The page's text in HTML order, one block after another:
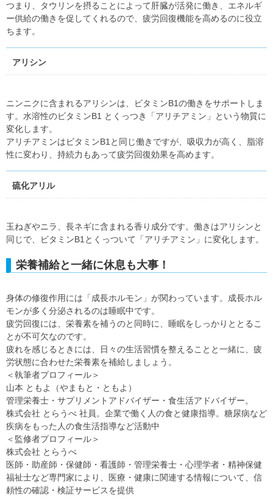
つまり、タウリンを摂ることによって肝臓が活発に働き、エネルギ
ー供給の働きを促してくれるので、疲労回復機能を高めるのに役立
ちます。
アリシン
ニンニクに含まれるアリシンは、ビタミンB1の働きをサポートしま
す。水溶性のビタミンB1 とくっつき「アリチアミン」という物質に
変化します。
アリチアミンはビタミンB1と同じ働きですが、吸収力が高く、脂溶
性に変わり、持続力もあって疲労回復効果を高めます。
硫化アリル
玉ねぎやニラ、長ネギに含まれる香り成分です。働きはアリシンと
同じで、ビタミンB1とくっついて「アリチアミン」に変化します。
栄養補給と一緒に休息も大事！
身体の修復作用には「成長ホルモン」が関わっています。成長ホル
モンが多く分泌されるのは睡眠中です。
疲労回復には、栄養素を補うのと同時に、睡眠をしっかりととるこ
とが不可欠なのです。
疲れを感じるときには、日々の生活習慣を整えることと一緒に、疲
労状態に合わせた栄養素を補給しましょう。
＜執筆者プロフィール＞
山本 ともよ（やまもと・ともよ）
管理栄養士・サプリメントアドバイザー・食生活アドバイザー。
株式会社 とらうべ 社員。企業で働く人の食と健康指導。糖尿病など
疾病をもった人の食生活指導など活動中
＜監修者プロフィール＞
株式会社 とらうべ
医師・助産師・保健師・看護師・管理栄養士・心理学者・精神保健
福祉士など専門家により、医療・健康に関連する情報について、信
頼性の確認・検証サービスを提供